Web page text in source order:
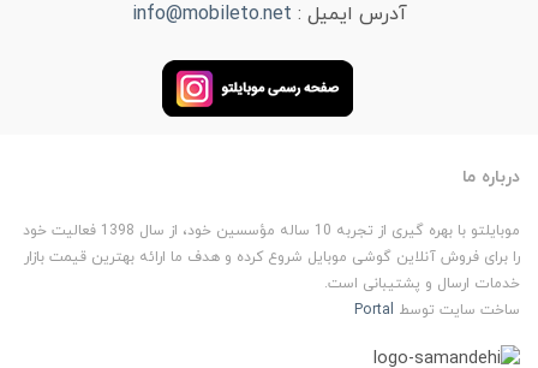
آدرس ایمیل : info@mobileto.net
درباره ما
موبایلتو با بهره گیری از تجربه 10 ساله مؤسسین خود، از سال 1398 فعالیت خود
را برای فروش آنلاین گوشی موبایل شروع کرده و هدف ما ارائه بهترین قیمت بازار
خدمات ارسال و پشتیبانی است.
ساخت سایت توسط Portal